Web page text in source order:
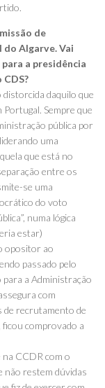
de
Algarve. Vai
a presidência
daquilo que
Sempre que
pública por
uma
que está no
entre os
se uma
do voto
numa lógica
estar)
opositor ao
passado pelo
para a Administração
com
de recrutamento de
comprovado a
CCDR com o
não restem dúvidas